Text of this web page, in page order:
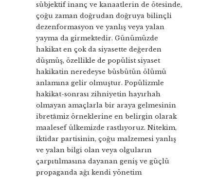
sübjektif inanç ve kanaatlerin de ötesinde,
çoğu zaman doğrudan doğruya bilinçli
dezenformasyon ve yanlış veya yalan
yayma da girmektedir. Günümüzde
hakikat en çok da siyasette değerden
düşmüş, özellikle de popülist siyaset
hakikatin neredeyse büsbütün ölümü
anlamına gelir olmuştur. Popülizmle
hakikat-sonrası zihniyetin hayırhah
olmayan amaçlarla bir araya gelmesinin
ibretâmiz örneklerine en belirgin olarak
maalesef ülkemizde rastlıyoruz. Nitekim,
iktidar partisinin, çoğu malzemesi yanlış
ve yalan bilgi olan veya olguların
çarpıtılmasına dayanan geniş ve güçlü
propaganda ağı kendi yönetim